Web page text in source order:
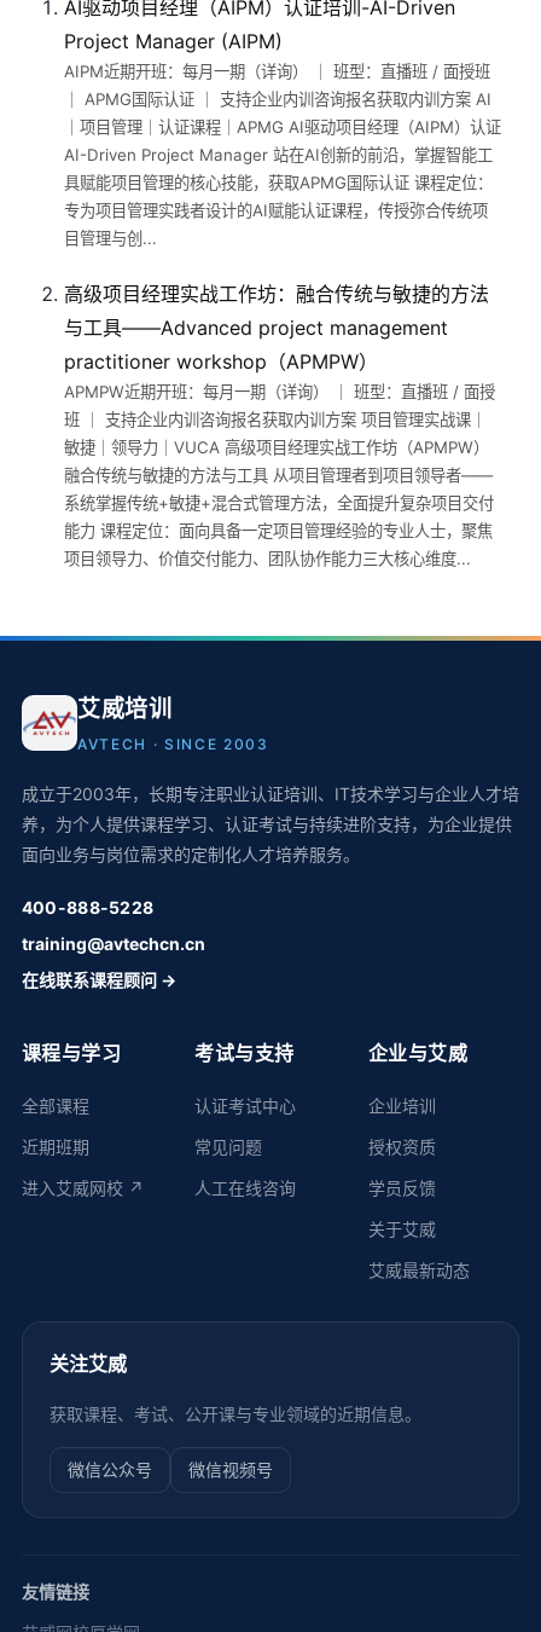
AI驱动项目经理（AIPM）认证培训-AI-Driven
Project Manager (AIPM)
AIPM近期开班：每月一期（详询） ｜ 班型：直播班 / 面授班
｜ APMG国际认证 ｜ 支持企业内训咨询报名获取内训方案 AI
｜项目管理｜认证课程｜APMG AI驱动项目经理（AIPM）认证
AI-Driven Project Manager 站在AI创新的前沿，掌握智能工
具赋能项目管理的核心技能，获取APMG国际认证 课程定位：
专为项目管理实践者设计的AI赋能认证课程，传授弥合传统项
目管理与创...
高级项目经理实战工作坊：融合传统与敏捷的方法
与工具——Advanced project management
practitioner workshop（APMPW）
APMPW近期开班：每月一期（详询） ｜ 班型：直播班 / 面授
班 ｜ 支持企业内训咨询报名获取内训方案 项目管理实战课｜
敏捷｜领导力｜VUCA 高级项目经理实战工作坊（APMPW）
融合传统与敏捷的方法与工具 从项目管理者到项目领导者——
系统掌握传统+敏捷+混合式管理方法，全面提升复杂项目交付
能力 课程定位：面向具备一定项目管理经验的专业人士，聚焦
项目领导力、价值交付能力、团队协作能力三大核心维度...
艾威培训
AVTECH · SINCE 2003
成立于2003年，长期专注职业认证培训、IT技术学习与企业人才培
养，为个人提供课程学习、认证考试与持续进阶支持，为企业提供
面向业务与岗位需求的定制化人才培养服务。
400-888-5228
training@avtechcn.cn
在线联系课程顾问 →
课程与学习
全部课程
近期班期
进入艾威网校 ↗
考试与支持
认证考试中心
常见问题
人工在线咨询
企业与艾威
企业培训
授权资质
学员反馈
关于艾威
艾威最新动态
关注艾威
获取课程、考试、公开课与专业领域的近期信息。
微信公众号 微信视频号
友情链接